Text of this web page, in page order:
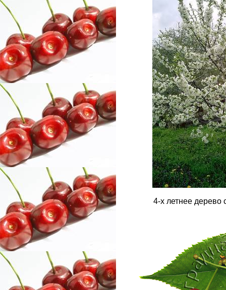
4-х летнее дерево